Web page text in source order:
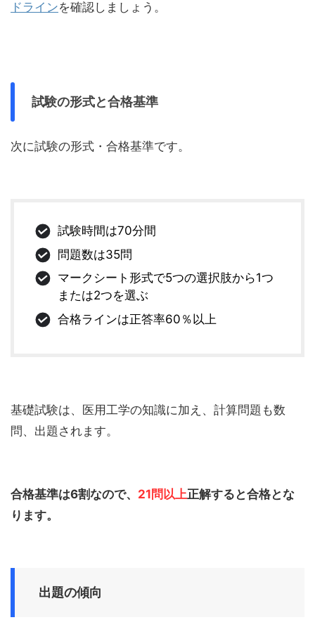
ドラインを確認しましょう。
試験の形式と合格基準
次に試験の形式・合格基準です。
試験時間は70分間
問題数は35問
マークシート形式で5つの選択肢から1つ
または2つを選ぶ
合格ラインは正答率60％以上
基礎試験は、医用工学の知識に加え、計算問題も数
問、出題されます。
合格基準は6割なので、 21問以上正解すると合格とな
ります。
出題の傾向